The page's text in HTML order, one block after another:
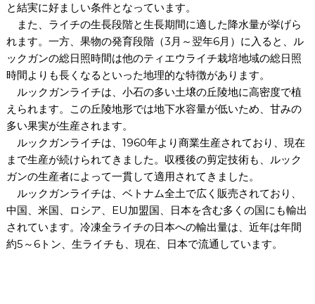
と結実に好ましい条件となっています。
また、ライチの生長段階と生長期間に適した降水量が挙げら
れます。一方、果物の発育段階（3月～翌年6月）に入ると、ル
ックガンの総日照時間は他のティエウライチ栽培地域の総日照
時間よりも長くなるといった地理的な特徴があります。
ルックガンライチは、小石の多い土壌の丘陵地に高密度で植
えられます。この丘陵地形では地下水容量が低いため、甘みの
多い果実が生産されます。
ルックガンライチは、1960年より商業生産されており、現在
まで生産が続けられてきました。収穫後の剪定技術も、ルック
ガンの生産者によって一貫して適用されてきました。
ルックガンライチは、ベトナム全土で広く販売されており、
中国、米国、ロシア、EU加盟国、日本を含む多くの国にも輸出
されています。冷凍全ライチの日本への輸出量は、近年は年間
約5～6トン、生ライチも、現在、日本で流通しています。